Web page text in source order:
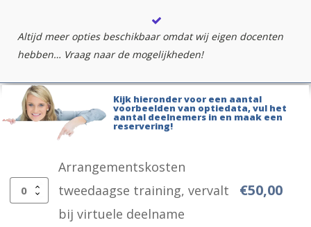
Altijd meer opties beschikbaar omdat wij eigen docenten
hebben… Vraag naar de mogelijkheden!
Kijk hieronder voor een aantal
voorbeelden van optiedata, vul het
aantal deelnemers in en maak een
reservering!
Arrangementskosten
tweedaagse
Arrangementskosten
tweedaagse training, vervalt
bij virtuele deelname
€50,00